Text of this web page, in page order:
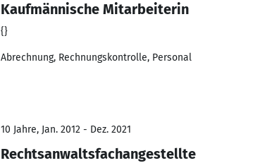
Kaufmännische Mitarbeiterin
{}
Abrechnung, Rechnungskontrolle, Personal
10 Jahre, Jan. 2012 - Dez. 2021
Rechtsanwaltsfachangestellte